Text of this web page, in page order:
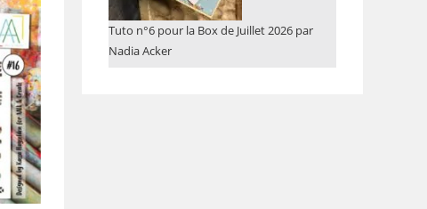
Tuto n°6 pour la Box de Juillet 2026 par
Nadia Acker